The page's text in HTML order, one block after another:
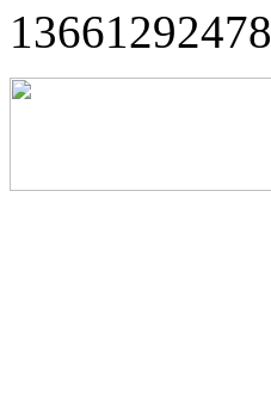
13661292478